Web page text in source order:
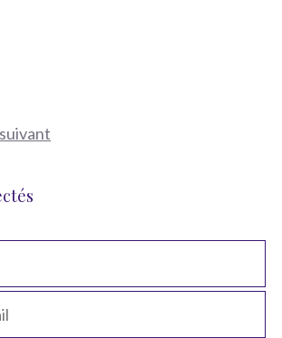
suivant